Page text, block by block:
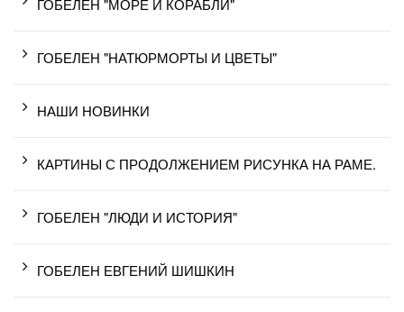
ГОБЕЛЕН "МОРЕ И КОРАБЛИ"
ГОБЕЛЕН "НАТЮРМОРТЫ И ЦВЕТЫ"
НАШИ НОВИНКИ
КАРТИНЫ С ПРОДОЛЖЕНИЕМ РИСУНКА НА РАМЕ.
ГОБЕЛЕН "ЛЮДИ И ИСТОРИЯ"
ГОБЕЛЕН ЕВГЕНИЙ ШИШКИН